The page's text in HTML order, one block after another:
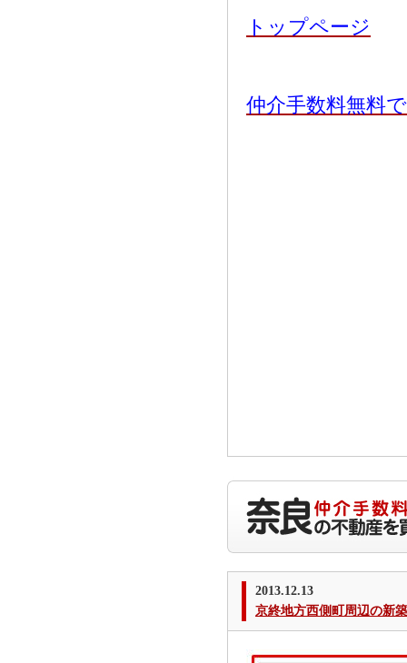
トップページ
仲介手数料無料
2013.12.13
京終地方西側町周辺の新